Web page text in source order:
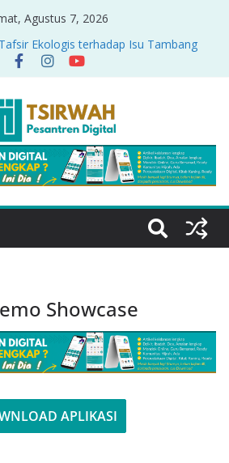
Agustus 7, 2026
Ekologis terhadap Isu Tambang
KUASA-IDIOLOGI PADA TAFSIR
dan Privasi dalam Al-Qur’an: “Ketika
Curhat di Sosmed”
Kisah Lukman Menjadi
Showcase
APLIKASI